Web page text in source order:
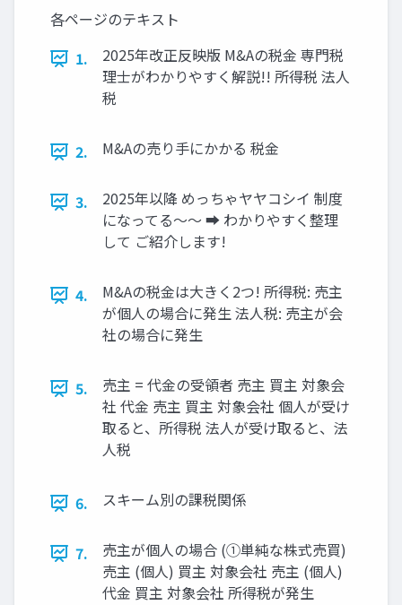
各ページのテキスト
1.
2025年改正反映版 M&Aの税金 専門税
理士がわかりやすく解説!! 所得税 法人
税
2. M&Aの売り手にかかる 税金
3.
2025年以降 めっちゃヤヤコシイ 制度
になってる〜〜 ➡ わかりやすく整理
して ご紹介します!
4.
M&Aの税金は大きく2つ! 所得税: 売主
が個人の場合に発生 法人税: 売主が会
社の場合に発生
5.
売主 = 代金の受領者 売主 買主 対象会
社 代金 売主 買主 対象会社 個人が受け
取ると、所得税 法人が受け取ると、法
人税
6. スキーム別の課税関係
7.
売主が個人の場合 (①単純な株式売買)
売主 (個人) 買主 対象会社 売主 (個人)
代金 買主 対象会社 所得税が発生